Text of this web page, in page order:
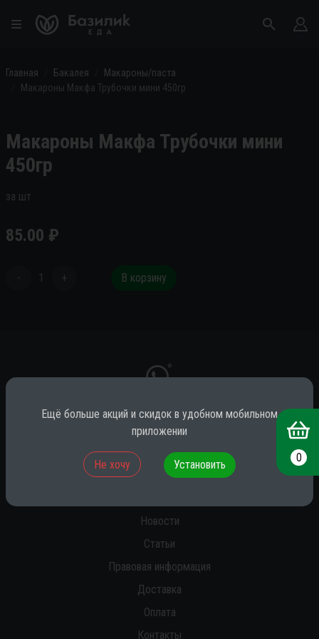
Главная Бакалея
Макароны/паста
Макароны Макфа Трубочки мини 450гр
Макароны Макфа Трубочки мини
450гр
за шт
85.00 ₽
- 1 + В корзину
*
* принадлежит компании Meta (признана экстремистской на территории
Новости
Статьи
Правовая информация
Доставка
Оплата
Контакты
0
Ещё больше акций и скидок в удобном мобильном
приложении
Не хочу Установить